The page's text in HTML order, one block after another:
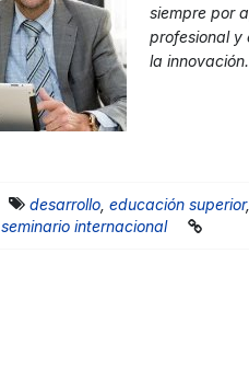
siempre por
profesional y
la innovación.
desarrollo educación superior,
seminario internacional